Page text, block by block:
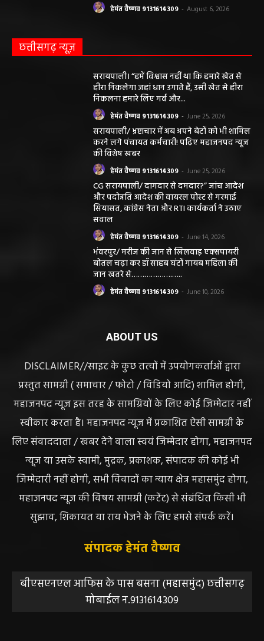
हेमंत वैष्णव 9131614309 - August 6, 2026
छत्तीसगढ़ न्यूज़
सरायपाली। “हमें विश्वास नहीं था कि हमारे खेत से
हीरा निकलेगा जहां धान उगाते हैं, उसी खेत से हीरा
निकलना हमारे लिए गर्व और...
हेमंत वैष्णव 9131614309 - June 25, 2026
सरायपाली/ भ्रष्टाचार में अब अपने बेटों को भी शामिल
करने लगे पंचायत कर्मचारी! पढ़िए महाजनपद न्यूज
की विशेष खबर
हेमंत वैष्णव 9131614309 - June 25, 2026
CG सरायपाली/ दागदार से दमदार?” जांच आदेश
और पदोन्नति आदेश की वायरल पोस्ट से गरमाई
सियासत, कांग्रेस नेता और RTI कार्यकर्ता ने उठाए
सवाल
हेमंत वैष्णव 9131614309 - June 14, 2026
भंवरपुर/ मरीज की जान से खिलवाड़ एक्सपायरी
बोतल चढ़ा कर डॉ साहब घंटों गायब महिला की
जान खतरे से……………….…..
हेमंत वैष्णव 9131614309 - June 10, 2026
ABOUT US
DISCLAIMER//साइट के कुछ तत्वों में उपयोगकर्ताओं द्वारा
प्रस्तुत सामग्री ( समाचार / फोटो / विडियो आदि) शामिल होगी,
महाजनपद न्यूज इस तरह के सामग्रियों के लिए कोई जिम्मेदार नहीं
स्वीकार करता है। महाजनपद न्यूज में प्रकाशित ऐसी सामग्री के
लिए संवाददाता / खबर देने वाला स्वयं जिम्मेदार होगा, महाजनपद
न्यूज या उसके स्वामी, मुद्रक, प्रकाशक, संपादक की कोई भी
जिम्मेदारी नहीं होगी, सभी विवादों का न्याय क्षेत्र महासमुंद होगा,
महाजनपद न्यूज की विषय सामग्री (कटेंट) से संबंधित किसी भी
सुझाव, शिकायत या राय भेजने के लिए हमसे संपर्क करें।
संपादक हेमंत वैष्णव
बीएसएनएल आफिस के पास बसना (महासमुंद) छत्तीसगढ़
मोबाईल न.9131614309